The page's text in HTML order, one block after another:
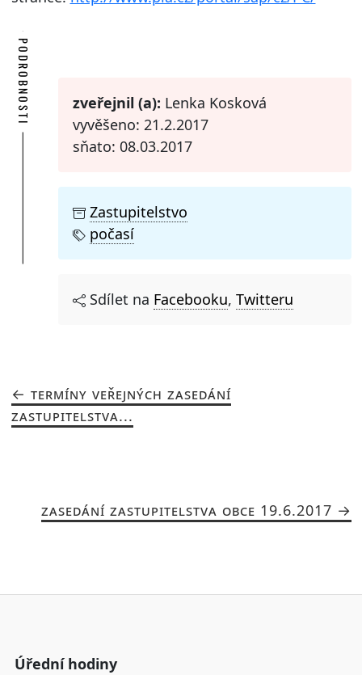
PODROBNOSTI zveřejnil (a): Lenka Kosková
vyvěšeno: 21.2.2017
sňato: 08.03.2017
Zastupitelstvo
počasí
Sdílet na Facebooku, Twitteru
TERMÍNY VEŘEJNÝCH ZASEDÁNÍ
ZASTUPITELSTVA...
ZASEDÁNÍ ZASTUPITELSTVA OBCE 19.6.2017
Úřední hodiny